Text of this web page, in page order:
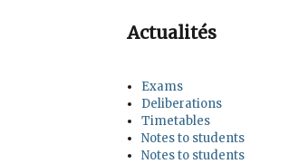
Actualités
Exams
Deliberations
Timetables
Notes to students
Notes to students